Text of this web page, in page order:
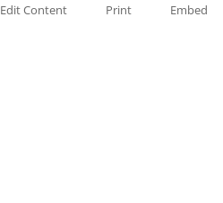
Edit Content
Print Embed